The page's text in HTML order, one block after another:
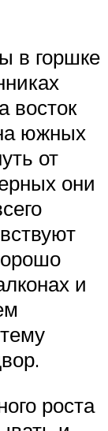
в горшке
восток
южных
от
они
и
роста